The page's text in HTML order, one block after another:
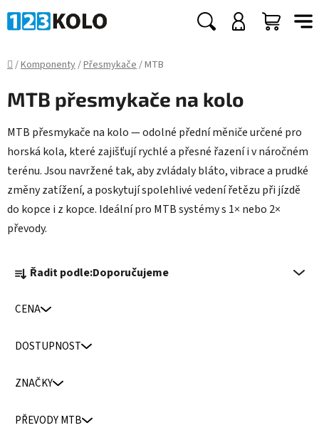
na
Hledat
Domů
/Komponenty/Přesmykače/MTB
MTB přesmykače na kolo
MTB přesmykače na kolo — odolné přední měniče určené pro
horská kola, které zajišťují rychlé a přesné řazení i v náročném
terénu. Jsou navržené tak, aby zvládaly bláto, vibrace a prudké
změny zatížení, a poskytují spolehlivé vedení řetězu při jízdě
do kopce i z kopce. Ideální pro MTB systémy s 1× nebo 2×
převody.
a
e
n
o
d
Řadit podle:Doporučujeme
CENA
DOSTUPNOST
ZNAČKY
PŘEVODY MTB